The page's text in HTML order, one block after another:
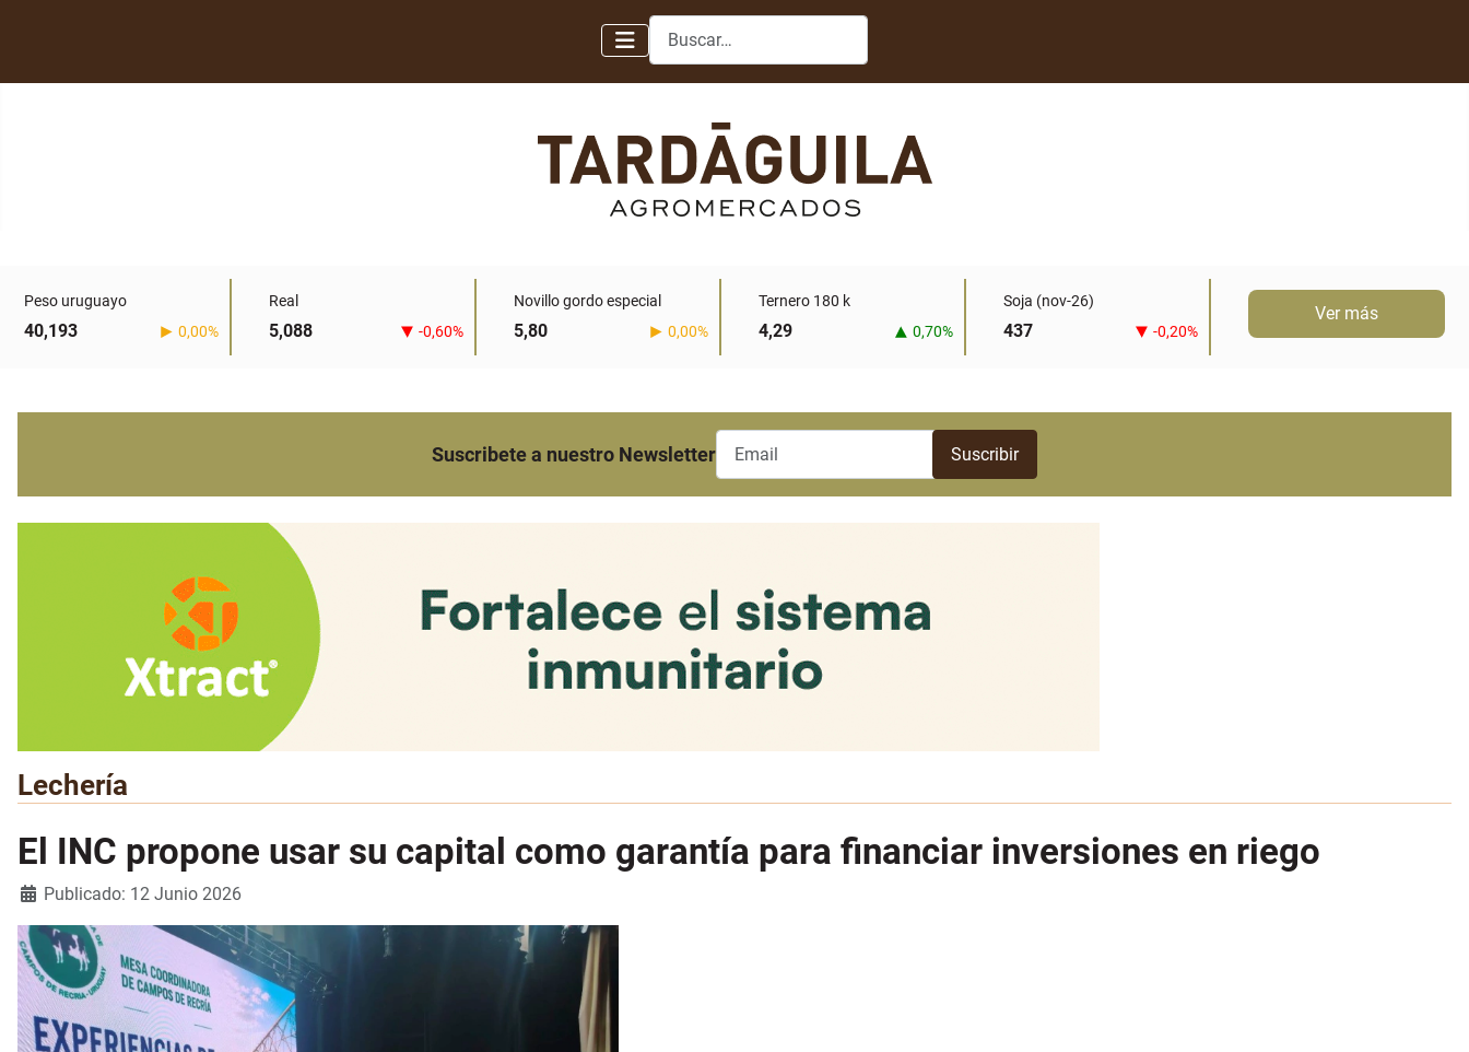
Buscar
Peso uruguayo
40,193 0,00%
Real
5,088 -0,60%
Novillo gordo especial
5,80 0,00%
Ternero 180 k
4,29 0,70%
Soja (nov-26)
437 -0,20%
Ver más
Suscribete a nuestro Newsletter
Lechería
El INC propone usar su capital como garantía para financiar inversiones en riego
Detalles
Publicado: 12 Junio 2026